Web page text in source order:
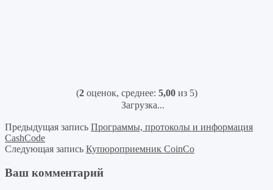
(2оценок, среднее: 5,00из 5)
Загрузка...
Предыдущая запись Программы, протоколы и информация
CashCode
Следующая запись Купюроприемник CoinCo
Ваш комментарий